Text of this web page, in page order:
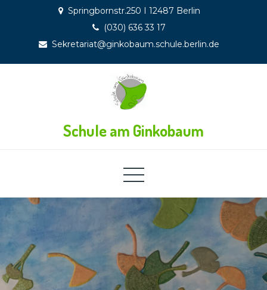
Springbornstr.250 I 12487 Berlin
(030) 636 33 17
Sekretariat@ginkobaum.schule.berlin.de
Schule am Ginkobaum